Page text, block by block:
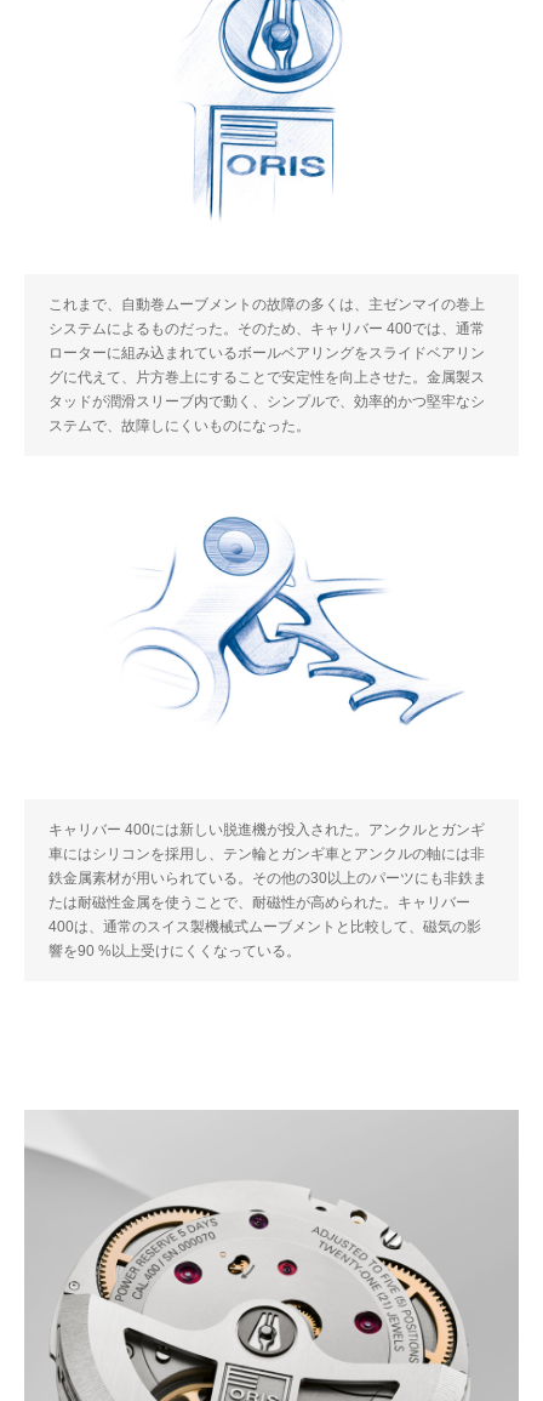
これまで、自動巻ムーブメントの故障の多くは、主ゼンマイの巻上
システムによるものだった。そのため、キャリバー 400では、通常
ローターに組み込まれているボールベアリングをスライドベアリン
グに代えて、片方巻上にすることで安定性を向上させた。金属製ス
タッドが潤滑スリーブ内で動く、シンプルで、効率的かつ堅牢なシ
ステムで、故障しにくいものになった。
キャリバー 400には新しい脱進機が投入された。アンクルとガンギ
車にはシリコンを採用し、テン輪とガンギ車とアンクルの軸には非
鉄金属素材が用いられている。その他の30以上のパーツにも非鉄ま
たは耐磁性金属を使うことで、耐磁性が高められた。キャリバー
400は、通常のスイス製機械式ムーブメントと比較して、磁気の影
響を90 %以上受けにくくなっている。